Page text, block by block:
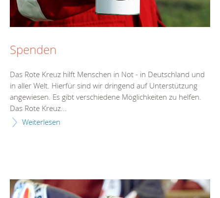
Spenden
Das Rote Kreuz hilft Menschen in Not - in Deutschland und
in aller Welt. Hierfür sind wir dringend auf Unterstützung
angewiesen. Es gibt verschiedene Möglichkeiten zu helfen.
Das Rote Kreuz...
Weiterlesen